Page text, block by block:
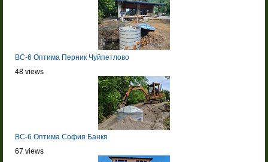
BC-6 Оптима Перник Чуйпетлово
48 views
BC-6 Оптима София Банкя
67 views